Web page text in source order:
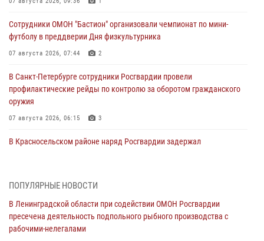
Сотрудники ОМОН "Бастион" организовали чемпионат по мини-
футболу в преддверии Дня физкультурника
07 августа 2026, 07:44 2
В Санкт-Петербурге сотрудники Росгвардии провели
профилактические рейды по контролю за оборотом гражданского
оружия
07 августа 2026, 06:15 3
В Красносельском районе наряд Росгвардии задержал
06 августа 2026, 13:39 1
В Центральном районе росгвардейцы оперативно задержали
хулигана, стрелявшего из пускового устройства рядом с жилыми
домами
ПОПУЛЯРНЫЕ НОВОСТИ
В Ленинградской области при содействии ОМОН Росгвардии
пресечена деятельность подпольного рыбного производства с
рабочими-нелегалами